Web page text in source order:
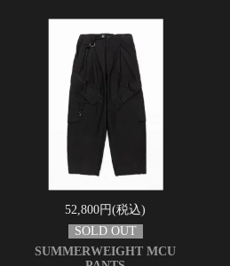
52,800円(税込)
SUMMERWEIGHT MCU